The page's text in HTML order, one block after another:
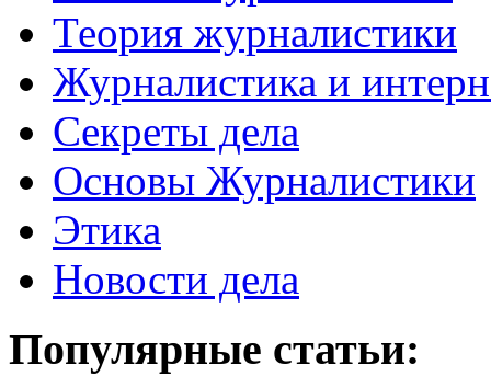
Теория журналистики
Журналистика и
Секреты дела
Основы Журналистики
Этика
Новости дела
Популярные статьи: